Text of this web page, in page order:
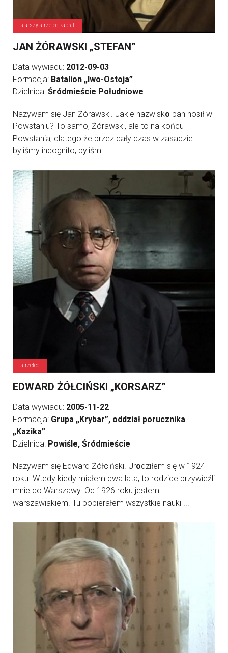
starszy strzelec, kapral
JAN ŻÓRAWSKI „STEFAN”
Data wywiadu: 2012-09-03
Formacja: Batalion „Iwo-Ostoja”
Dzielnica: Śródmieście Południowe
Nazywam się Jan Żórawski. Jakie nazwisko pan nosił w
Powstaniu? To samo, Żórawski, ale to na końcu
Powstania, dlatego że przez cały czas w zasadzie
byliśmy incognito, byliśm ...
strzelec
EDWARD ŻÓŁCIŃSKI „KORSARZ”
Data wywiadu: 2005-11-22
Formacja: Grupa „Krybar”, oddział porucznika
„Kazika”
Dzielnica: Powiśle, Śródmieście
Nazywam się Edward Żółciński. Urodziłem się w 1924
roku. Wtedy kiedy miałem dwa lata, to rodzice przywieźli
mnie do Warszawy. Od 1926 roku jestem
warszawiakiem. Tu pobierałem wszystkie nauki ...